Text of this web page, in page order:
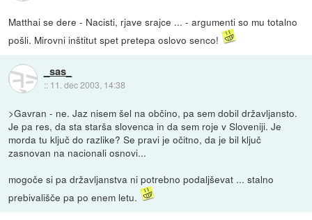
Matthai se dere - Nacisti, rjave srajce ... - argumenti so mu totalno
pošli. Mirovni inštitut spet pretepa oslovo senco!
_sas_
:: 11. dec 2003, 14:38
>Gavran - ne. Jaz nisem šel na občino, pa sem dobil državljansto.
Je pa res, da sta starša slovenca in da sem roje v Sloveniji. Je
morda tu ključ do razlike? Se pravi je očitno, da je bil ključ
zasnovan na nacionali osnovi...
mogoče si pa državljanstva ni potrebno podaljševat ... stalno
prebivališče pa po enem letu.